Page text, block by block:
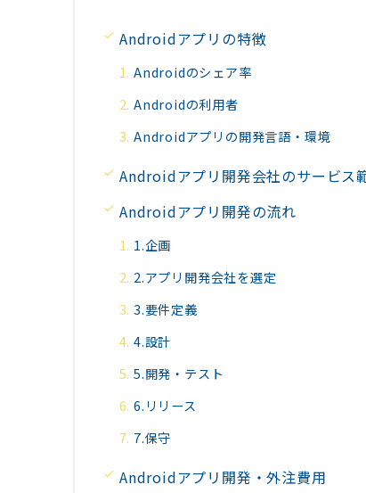
Androidアプリの特徴
Androidのシェア率
Androidの利用者
Androidアプリの開発言語・環境
Androidアプリ開発会社のサービス
Androidアプリ開発の流れ
1.企画
2.アプリ開発会社を選定
3.要件定義
4.設計
5.開発・テスト
6.リリース
7.保守
Androidアプリ開発・外注費用